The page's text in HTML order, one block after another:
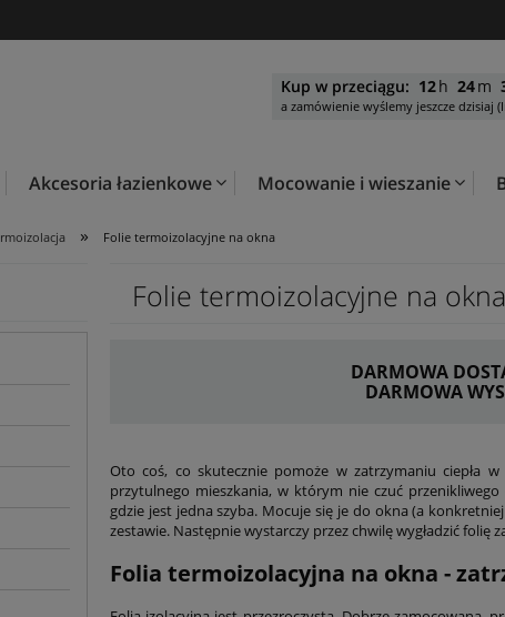
Kup w przeciągu: 12 24
a zamówienie wyślemy jeszcze dzisiaj
Akcesoria łazienkowe Mocowanie i wieszanie
» Folie termoizolacyjne na okna
Folie termoizolacyjne na okna
DARMOWA
DARMOWA
Oto coś, co skutecznie pomoże w zatrzymaniu ciepła
przytulnego mieszkania, w którym nie czuć
gdzie jest jedna szyba. Mocuje się je do okna (a
zestawie. Następnie wystarczy przez chwilę wygładzić folię
Folia termoizolacyjna na okna -